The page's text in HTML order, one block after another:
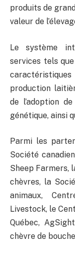
produits de
valeur de
Le système
services tels
production
de l’adoption
génétique, ainsi
Parmi les
Société
Sheep Farmers,
chèvres, la
animaux,
Livestock, le
Québec,
chèvre de